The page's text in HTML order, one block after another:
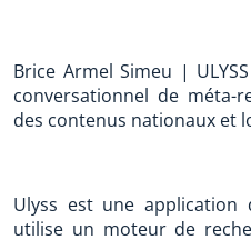
Brice Armel Simeu |
conversationnel de méta-
des contenus nationaux et
Ulyss est une application
utilise un moteur de